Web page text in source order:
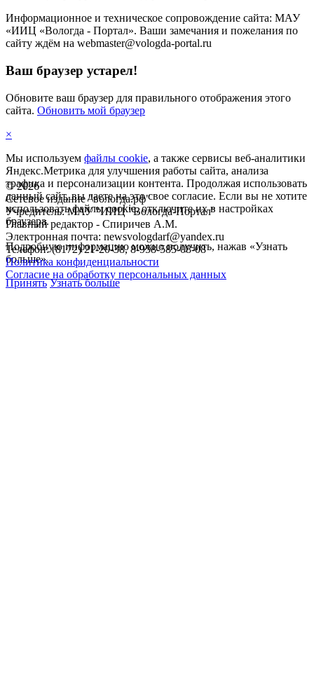
©2026
Сетевое издание "вологда.рф"
Учредитель: МАУ "ИИЦ "Вологда-Портал"
Главный редактор - Спиричев А.М.
Электронная почта: newsvologdarf@yandex.ru
Телефон: (8172) 21-20-38, 8-958-585-08-08
Политика конфиденциальности
Согласие на обработку персональных данных
Информационное и техническое сопровождение сайта: МАУ
«ИИЦ «Вологда - Портал». Ваши замечания и пожелания по
сайту ждём на webmaster@vologda-portal.ru
Ваш браузер устарел!
Обновите ваш браузер для правильного отображения этого
сайта. Обновить мой браузер
×
Мы используем файлы cookie, а также сервисы веб-аналитики
Яндекс.Метрика для улучшения работы сайта, анализа
трафика и персонализации контента. Продолжая использовать
данный сайт, вы даете на это свое согласие. Если вы не хотите
использовать файлы cookie, отключите их в настройках
браузера.
Подробную информацию можно получить, нажав «Узнать
больше».
Принять Узнать больше